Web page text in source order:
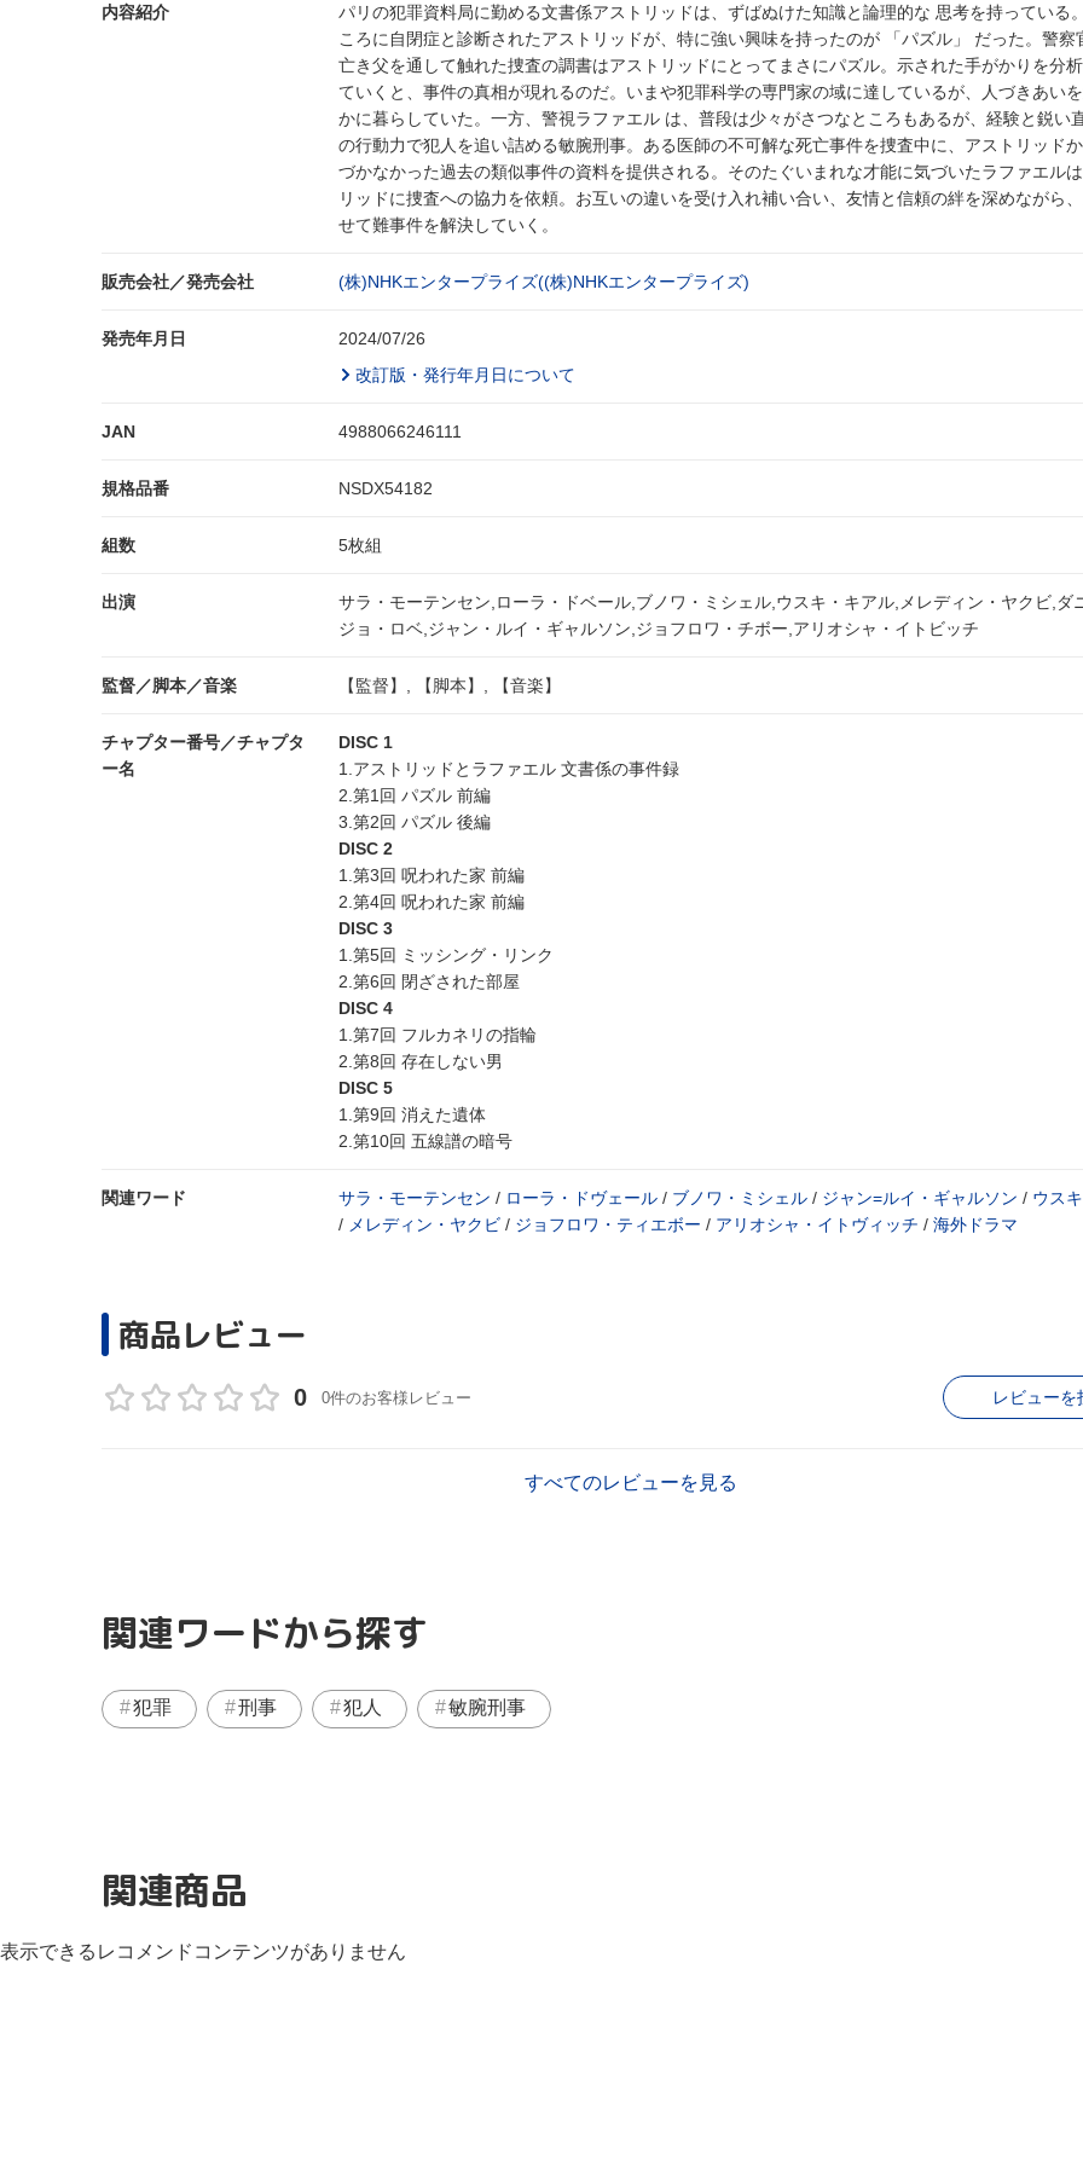
内容紹介
パリの犯罪資料局に勤める文書係アストリッドは、ずばぬけた知識と論理的な 思考を持っている
ころに自閉症と診断されたアストリッドが、特に強い興味を持ったのが 「パズル」 だった。警察
亡き父を通して触れた捜査の調書はアストリッドにとってまさにパズル。示された手がかりを分
ていくと、事件の真相が現れるのだ。いまや犯罪科学の専門家の域に達しているが、人づきあい
かに暮らしていた。一方、警視ラファエル は、普段は少々がさつなところもあるが、経験と鋭い
の行動力で犯人を追い詰める敏腕刑事。ある医師の不可解な死亡事件を捜査中に、アストリッド
づかなかった過去の類似事件の資料を提供される。そのたぐいまれな才能に気づいたラファエル
リッドに捜査への協力を依頼。お互いの違いを受け入れ補い合い、友情と信頼の絆を深めながら
せて難事件を解決していく。
販売会社／発売会社 (株)NHKエンタープライズ((株)NHKエンタープライズ)
発売年月日
2024/07/26
改訂版・発行年月日について
JAN 4988066246111
規格品番 NSDX54182
組数 5枚組
出演
サラ・モーテンセン,ローラ・ドベール,ブノワ・ミシェル,ウスキ・キアル,メレディン・ヤクビ,ダ
ジョ・ロベ,ジャン・ルイ・ギャルソン,ジョフロワ・チボー,アリオシャ・イトビッチ
監督／脚本／音楽 【監督】, 【脚本】, 【音楽】
チャプター番号／チャプタ
ー名
DISC 1
1.アストリッドとラファエル 文書係の事件録
2.第1回 パズル 前編
3.第2回 パズル 後編
DISC 2
1.第3回 呪われた家 前編
2.第4回 呪われた家 前編
DISC 3
1.第5回 ミッシング・リンク
2.第6回 閉ざされた部屋
DISC 4
1.第7回 フルカネリの指輪
2.第8回 存在しない男
DISC 5
1.第9回 消えた遺体
2.第10回 五線譜の暗号
関連ワード サラ・モーテンセン / ローラ・ドヴェール / ブノワ・ミシェル / ジャン=ルイ・ギャルソン / ウス
/ メレディン・ヤクビ / ジョフロワ・ティエボー / アリオシャ・イトヴィッチ / 海外ドラマ
商品レビュー
0 0件のお客様レビュー レビューを
すべてのレビューを見る
関連ワードから探す
犯罪 刑事 犯人 敏腕刑事
関連商品
表示できるレコメンドコンテンツがありません